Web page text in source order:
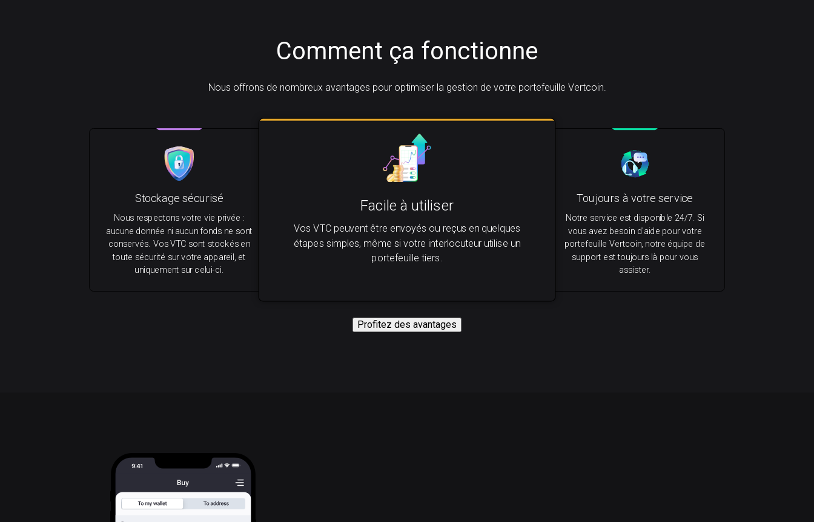
Comment ça fonctionne
Nous offrons de nombreux avantages pour optimiser la gestion de votre portefeuille Vertcoin.
Facile à utiliser
Vos VTC peuvent être envoyés ou reçus en quelques
étapes simples, même si votre interlocuteur utilise un
portefeuille tiers.
Toujours à votre service
Notre service est disponible 24/7. Si
vous avez besoin d'aide pour votre
portefeuille Vertcoin, notre équipe de
support est toujours là pour vous
assister.
Stockage sécurisé
Nous respectons votre vie privée :
aucune donnée ni aucun fonds ne sont
conservés. Vos VTC sont stockés en
toute sécurité sur votre appareil, et
uniquement sur celui-ci.
Profitez des avantages